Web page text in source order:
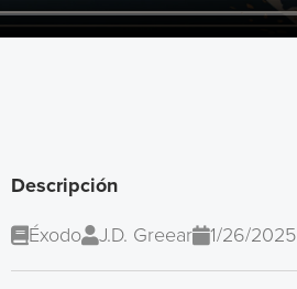
Descripción
Éxodo
J.D. Greear 1/26/2025